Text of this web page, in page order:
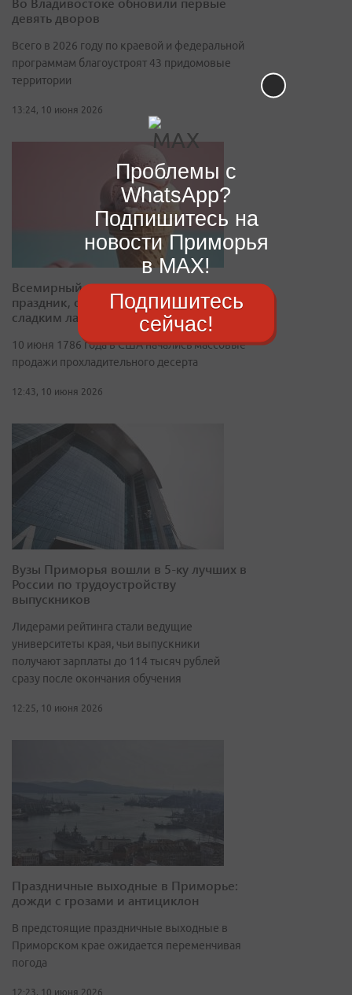
девять дворов
Всего в 2026 году по краевой и федеральной
программам благоустроят 43 придомовые
территории
13:24, 10 июня 2026
Всемирный день мороженого:
праздник, объединяющий мир
сладким лакомством
10 июня 1786 года в США начались массовые
продажи прохладительного десерта
12:43, 10 июня 2026
Вузы Приморья вошли в 5-ку лучших в
России по трудоустройству
выпускников
Лидерами рейтинга стали ведущие
университеты края, чьи выпускники
получают зарплаты до 114 тысяч рублей
сразу после окончания обучения
12:25, 10 июня 2026
Праздничные выходные в Приморье:
дожди с грозами и антициклон
В предстоящие праздничные выходные в
Приморском крае ожидается переменчивая
погода
12:23, 10 июня 2026
Проблемы с
WhatsApp?
Подпишитесь на
новости Приморья
в MAX!
Подпишитесь
сейчас!